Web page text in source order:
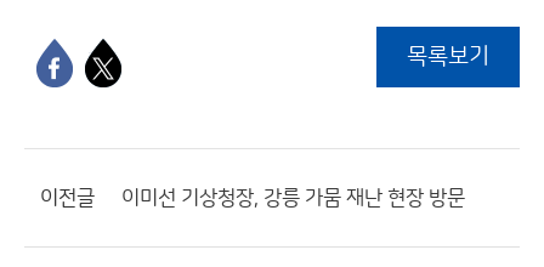
목록보기
이전글 이미선 기상청장, 강릉 가뭄 재난 현장 방문